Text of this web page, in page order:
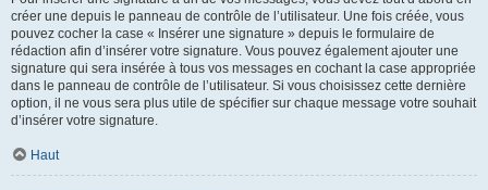
créer une depuis le panneau de contrôle de l’utilisateur. Une fois créée, vous
pouvez cocher la case « Insérer une signature » depuis le formulaire de
rédaction afin d’insérer votre signature. Vous pouvez également ajouter une
signature qui sera insérée à tous vos messages en cochant la case appropriée
dans le panneau de contrôle de l’utilisateur. Si vous choisissez cette dernière
option, il ne vous sera plus utile de spécifier sur chaque message votre souhait
d’insérer votre signature.
Haut